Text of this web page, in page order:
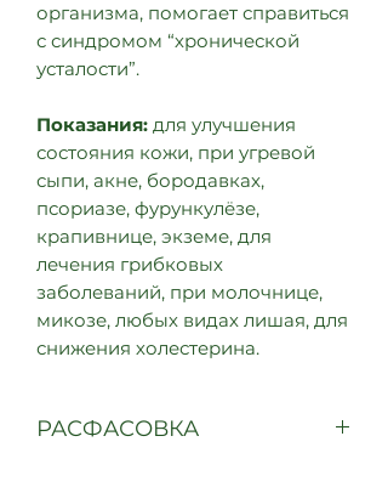
организма, помогает справиться
с синдромом “хронической
усталости”.
Показания: для улучшения
состояния кожи, при угревой
сыпи, акне, бородавках,
псориазе, фурункулёзе,
крапивнице, экземе, для
лечения грибковых
заболеваний, при молочнице,
микозе, любых видах лишая, для
снижения холестерина.
РАСФАСОВКА